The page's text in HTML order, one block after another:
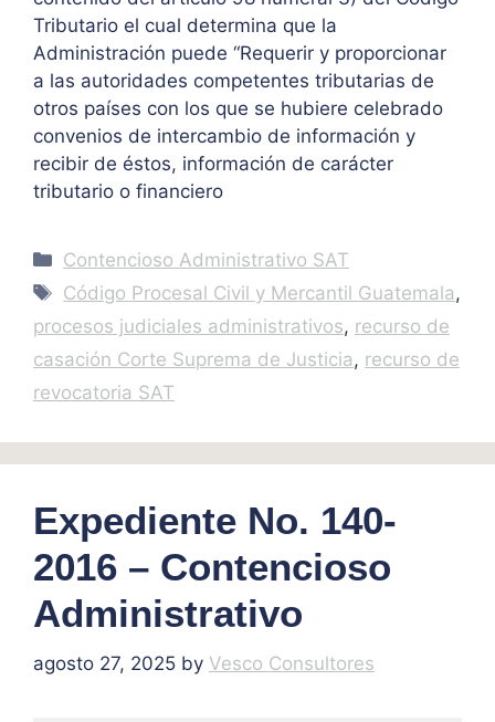
Tributario el cual determina que la
Administración puede “Requerir y proporcionar
a las autoridades competentes tributarias de
otros países con los que se hubiere celebrado
convenios de intercambio de información y
recibir de éstos, información de carácter
tributario o financiero
Categories
Contencioso Administrativo SAT
Tags
Código Procesal Civil y Mercantil Guatemala,
procesos judiciales administrativos, recurso de
casación Corte Suprema de Justicia, recurso de
revocatoria SAT
Expediente No. 140-
2016 – Contencioso
Administrativo
agosto 27, 2025 by Vesco Consultores